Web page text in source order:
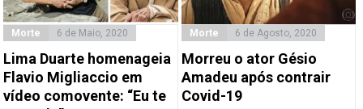
Morte 6 de Maio, 2020
Lima Duarte homenageia
Flavio Migliaccio em
vídeo comovente: “Eu te
Morte 6 de Agosto, 2020
Morreu o ator Gésio
Amadeu após contrair
Covid-19